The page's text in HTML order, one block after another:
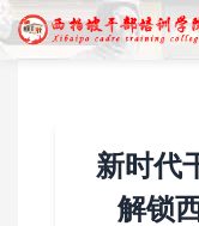
新时代
解锁